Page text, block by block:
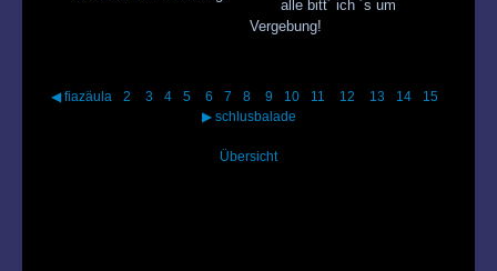
alle bitt´ ich ´s um
Vergebung!
◀ fiazäula 2 3 4 5 6 7 8 9 10 11 12 13 14
15
▶ schlusbalade
Übersicht